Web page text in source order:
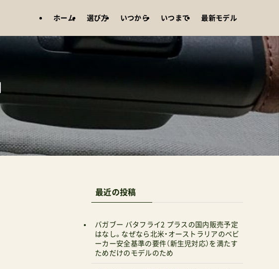
ホーム 選び方 いつから いつまで 最新モデル
最近の投稿
バガブー バタフライ2 プラスの国内販売予定
はなし。なぜなら北米・オーストラリアのベビ
ーカー安全基準の要件（新生児対応）を満たす
ためだけのモデルのため